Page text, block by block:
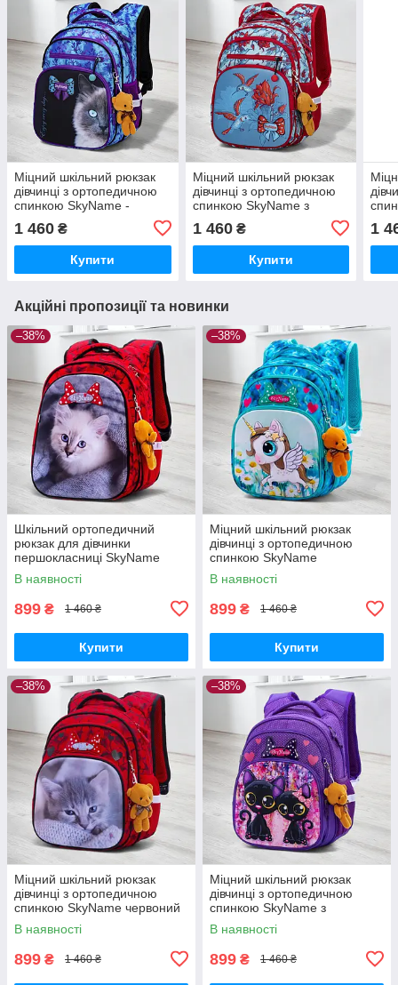
Міцний шкільний рюкзак
дівчинці з ортопедичною
спинкою SkyName -
Водонепроникний
портфель для школи 1-4
1 460 ₴
Купити
Міцний шкільний рюкзак
дівчинці з ортопедичною
спинкою SkyName з
Водонепроникний
портфель для школи 1-4
1 460₴
Купити
1
Акційні пропозиції та новинки
–38%
Шкільний ортопедичний
рюкзак для дівчинки
першокласниці SkyName
червоний з котиком/
Водонепроникний портфель
В наявності
899 ₴ 1 460 ₴
Купити
–38%
Міцний шкільний рюкзак
дівчинці з ортопедичною
спинкою SkyName
"Єдиноріг"/ Водонепроникний
блакитний портфель для
В наявності
899 ₴ 1 460 ₴
Купити
–38%
Міцний шкільний рюкзак
дівчинці з ортопедичною
спинкою SkyName червоний
"Котик"/ Водонепроникний
портфель для школи 1-4 клас
В наявності
899 ₴ 1 460 ₴
–38%
Міцний шкільний рюкзак
дівчинці з ортопедичною
спинкою SkyName з
котиками/ Водонепроникний
портфель для школи 1-4 клас
В наявності
899 ₴ 1 460 ₴